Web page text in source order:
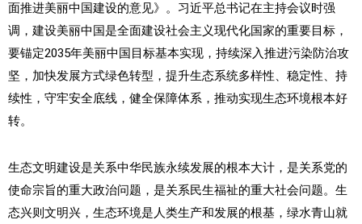
面推进美丽中国建设的意见》。习近平总书记在主持会议时强
调，建设美丽中国是全面建设社会主义现代化国家的重要目标，
要锚定2035年美丽中国目标基本实现，持续深入推进污染防治攻
坚，加快发展方式绿色转型，提升生态系统多样性、稳定性、持
续性，守牢安全底线，健全保障体系，推动实现生态环境根本好
转。
生态文明建设是关系中华民族永续发展的根本大计，是关系党的
使命宗旨的重大政治问题，是关系民生福祉的重大社会问题。生
态兴则文明兴，生态环境是人类生产和发展的根基，绿水青山就